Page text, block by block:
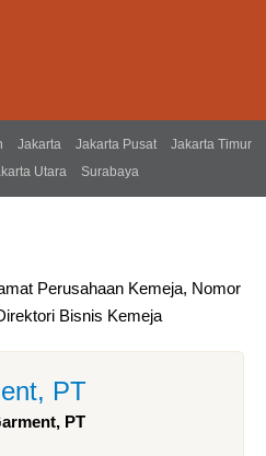
Jakarta Jakarta Pusat
Jakarta Timur
Utara Surabaya
Perusahaan Kemeja, Nomor
Bisnis Kemeja
PT
PT